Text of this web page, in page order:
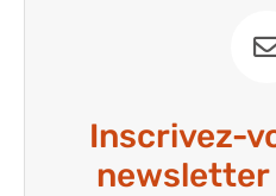
Inscrivez-
newsletter